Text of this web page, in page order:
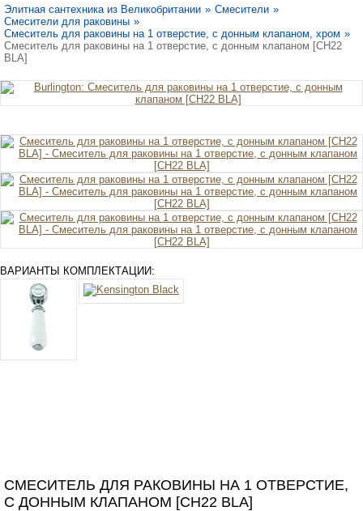
Элитная сантехника из Великобритании » Смесители »
Смесители для раковины »
Смеситель для раковины на 1 отверстие, с донным клапаном, хром »
Смеситель для раковины на 1 отверстие, с донным клапаном [CH22
BLA]
ВАРИАНТЫ КОМПЛЕКТАЦИИ:
СМЕСИТЕЛЬ ДЛЯ РАКОВИНЫ НА 1 ОТВЕРСТИЕ,
С ДОННЫМ КЛАПАНОМ [CH22 BLA]